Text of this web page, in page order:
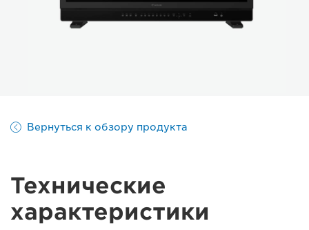
Вернуться к обзору продукта
Технические
характеристики